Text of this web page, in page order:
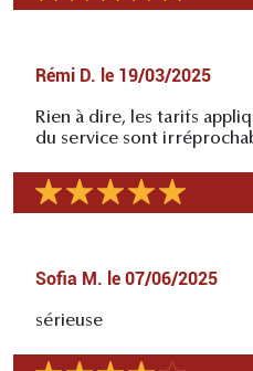
Rémi D. le 19/03/2025
Rien à dire, les tarifs
du service sont
Sofia M. le 07/06/2025
sérieuse